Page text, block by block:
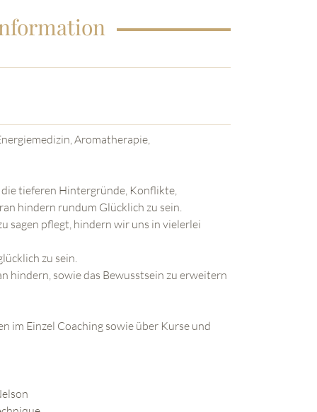
Aromatherapie,
tieferen Hintergründe, Konflikte,
hindern rundum Glücklich zu sein.
sagen pflegt, hindern wir uns in vielerlei
zu sein.
hindern, sowie das Bewusstsein zu erweitern
im Einzel Coaching sowie über Kurse und